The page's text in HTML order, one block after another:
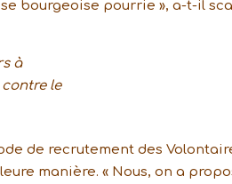
bourgeoise pourrie », a-t-il
à
le
de recrutement des
manière. « Nous, on a